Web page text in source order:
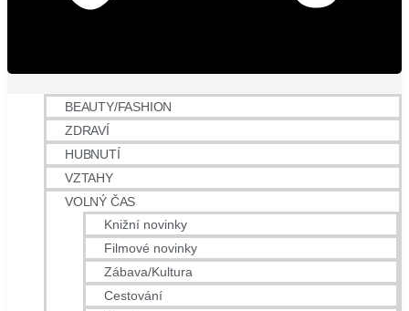
BEAUTY/FASHION
ZDRAVÍ
HUBNUTÍ
VZTAHY
VOLNÝ ČAS
Knižní novinky
Filmové novinky
Zábava/Kultura
Cestování